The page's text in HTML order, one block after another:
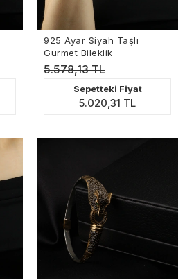
925 Ayar Siyah Taşlı
Gurmet Bileklik
5.578,13 TL
Sepetteki Fiyat
5.020,31 TL